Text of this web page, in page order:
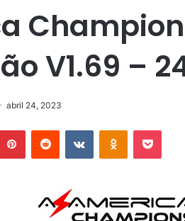
V1.69 –
abril 24, 2023